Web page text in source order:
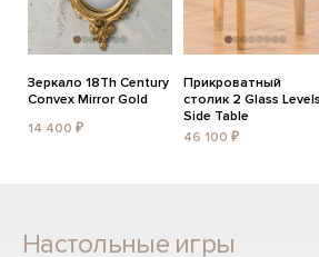
Зеркало 18Th Century
Convex Mirror Gold
14 400 ₽
Прикроватный
столик 2 Glass Levels
Side Table
46 100 ₽
Настольные игры